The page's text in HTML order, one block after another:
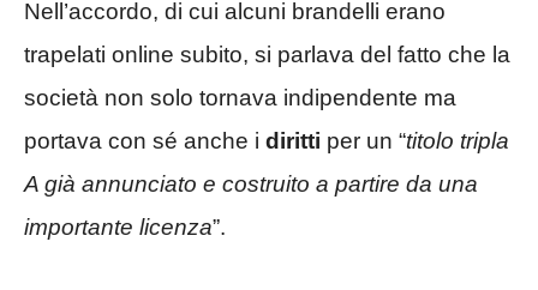
Nell’accordo, di cui alcuni brandelli erano
trapelati online subito, si parlava del fatto che la
società non solo tornava indipendente ma
portava con sé anche i diritti per un “titolo tripla
A già annunciato e costruito a partire da una
importante licenza”.